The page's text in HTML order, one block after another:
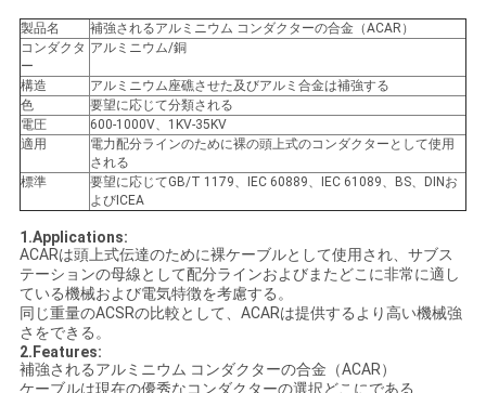
ニ
ュ
ー
ス
引
用
を
要
製品名
補強されるアルミニウム コンダクターの合金（ACAR）
コンダクタ
ー
アルミニウム/銅
構造
アルミニウム座礁させた及びアルミ合金は補強する
色
要望に応じて分類される
電圧
600-1000V、1KV-35KV
適用
電力配分ラインのために裸の頭上式のコンダクターとして使用
される
標準
要望に応じてGB/T 1179、IEC 60889、IEC 61089、BS、DINお
よびICEA
1.Applications:
ACARは頭上式伝達のために裸ケーブルとして使用され、サブス
テーションの母線として配分ラインおよびまたどこに非常に適し
ている機械および電気特徴を考慮する。
同じ重量のACSRの比較として、ACARは提供するより高い機械強
さをできる。
2.Features:
補強されるアルミニウム コンダクターの合金（ACAR）
ケーブルは現在の優秀なコンダクターの選択どこにである